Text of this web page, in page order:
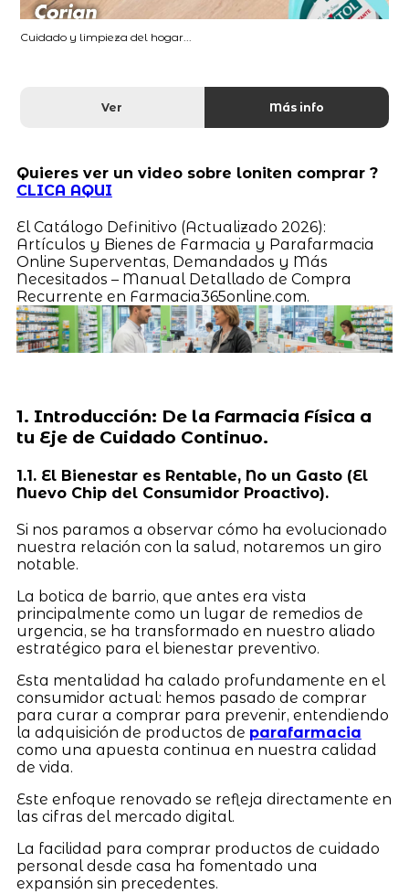
Cuidado y limpieza del hogar...
Ver Más info
Quieres ver un video sobre loniten comprar ?
CLICA AQUI
El Catálogo Definitivo (Actualizado 2026):
Artículos y Bienes de Farmacia y Parafarmacia
Online Superventas, Demandados y Más
Necesitados – Manual Detallado de Compra
Recurrente en Farmacia365online.com.
1. Introducción: De la Farmacia Física a
tu Eje de Cuidado Continuo.
1.1. El Bienestar es Rentable, No un Gasto (El
Nuevo Chip del Consumidor Proactivo).
Si nos paramos a observar cómo ha evolucionado
nuestra relación con la salud, notaremos un giro
notable.
La botica de barrio, que antes era vista
principalmente como un lugar de remedios de
urgencia, se ha transformado en nuestro aliado
estratégico para el bienestar preventivo.
Esta mentalidad ha calado profundamente en el
consumidor actual: hemos pasado de comprar
para curar a comprar para prevenir, entendiendo
la adquisición de productos de parafarmacia
como una apuesta continua en nuestra calidad
de vida.
Este enfoque renovado se refleja directamente en
las cifras del mercado digital.
La facilidad para comprar productos de cuidado
personal desde casa ha fomentado una
expansión sin precedentes.